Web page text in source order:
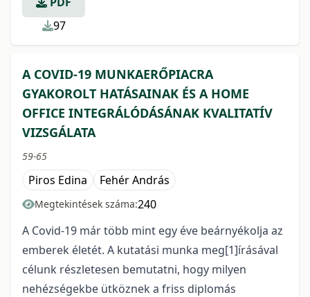
97
A COVID-19 MUNKAERŐPIACRA
GYAKOROLT HATÁSAINAK ÉS A HOME
OFFICE INTEGRÁLÓDÁSÁNAK KVALITATÍV
VIZSGÁLATA
59-65
Piros Edina Fehér András
Megtekintések száma:240
A Covid-19 már több mint egy éve beárnyékolja az
emberek életét. A kutatási munka meg[1]írásával
célunk részletesen bemutatni, hogy milyen
nehézségekbe ütköznek a friss diplomás